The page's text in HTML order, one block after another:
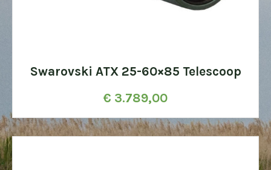
Swarovski ATX 25-60×85 Telescoop
€ 3.789,00